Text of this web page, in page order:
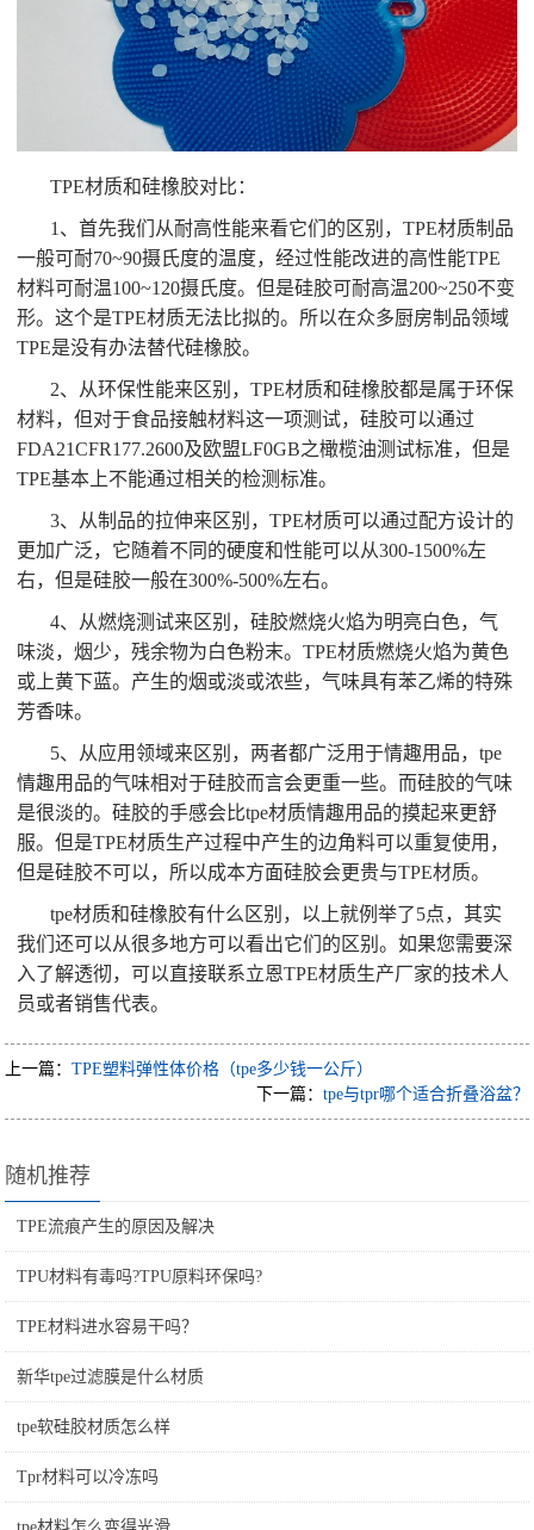
TPE材质和硅橡胶对比：
1、首先我们从耐高性能来看它们的区别，TPE材质制品
一般可耐70~90摄氏度的温度，经过性能改进的高性能TPE
材料可耐温100~120摄氏度。但是硅胶可耐高温200~250不变
形。这个是TPE材质无法比拟的。所以在众多厨房制品领域
TPE是没有办法替代硅橡胶。
2、从环保性能来区别，TPE材质和硅橡胶都是属于环保
材料，但对于食品接触材料这一项测试，硅胶可以通过
FDA21CFR177.2600及欧盟LF0GB之橄榄油测试标准，但是
TPE基本上不能通过相关的检测标准。
3、从制品的拉伸来区别，TPE材质可以通过配方设计的
更加广泛，它随着不同的硬度和性能可以从300-1500%左
右，但是硅胶一般在300%-500%左右。
4、从燃烧测试来区别，硅胶燃烧火焰为明亮白色，气
味淡，烟少，残余物为白色粉末。TPE材质燃烧火焰为黄色
或上黄下蓝。产生的烟或淡或浓些，气味具有苯乙烯的特殊
芳香味。
5、从应用领域来区别，两者都广泛用于情趣用品，tpe
情趣用品的气味相对于硅胶而言会更重一些。而硅胶的气味
是很淡的。硅胶的手感会比tpe材质情趣用品的摸起来更舒
服。但是TPE材质生产过程中产生的边角料可以重复使用，
但是硅胶不可以，所以成本方面硅胶会更贵与TPE材质。
tpe材质和硅橡胶有什么区别，以上就例举了5点，其实
我们还可以从很多地方可以看出它们的区别。如果您需要深
入了解透彻，可以直接联系立恩TPE材质生产厂家的技术人
员或者销售代表。
上一篇：TPE塑料弹性体价格（tpe多少钱一公斤）
下一篇： tpe与tpr哪个适合折叠浴盆？
随机推荐
TPE流痕产生的原因及解决
TPU材料有毒吗?TPU原料环保吗?
TPE材料进水容易干吗？
新华tpe过滤膜是什么材质
tpe软硅胶材质怎么样
Tpr材料可以冷冻吗